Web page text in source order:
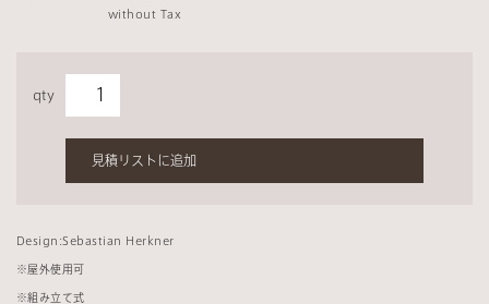
without Tax
qty
見積リストに追加
Design:Sebastian Herkner
※ 屋外使用可
※組み立て式